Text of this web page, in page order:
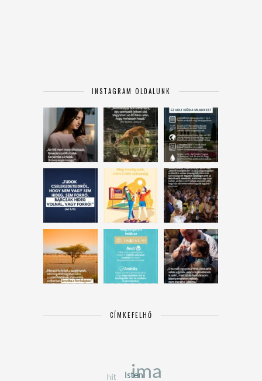
INSTAGRAM OLDALUNK
CÍMKEFELHŐ